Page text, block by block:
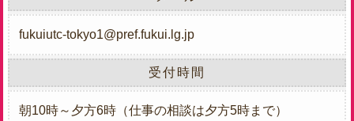
fukuiutc-tokyo1@pref.fukui.lg.jp
受付時間
朝10時～夕方6時（仕事の相談は夕方5時まで）